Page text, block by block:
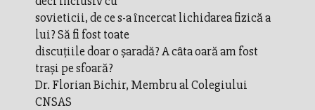
sovieticii, de ce s-a încercat lichidarea fizică a
lui? Să fi fost toate
discuţiile doar o şaradă? A câta oară am fost
traşi pe sfoară?
Dr. Florian Bichir, Membru al Colegiului
CNSAS